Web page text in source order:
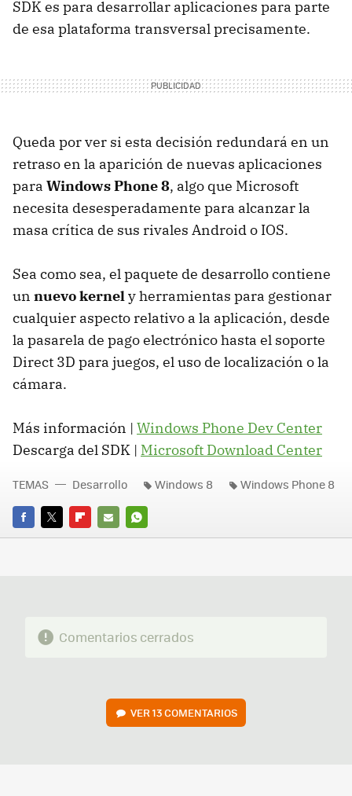
SDKes para desarrollar aplicaciones para parte
de esa plataforma transversal precisamente.
Queda por ver si esta decisión redundará en un
retraso en la aparición de nuevas aplicaciones
para Windows Phone 8, algo que Microsoft
necesita desesperadamente para alcanzar la
masa crítica de sus rivales Android o IOS.
Sea como sea, el paquete de desarrollo contiene
un nuevo kernely herramientas para gestionar
cualquier aspecto relativo a la aplicación, desde
la pasarela de pago electrónico hasta el soporte
Direct 3D para juegos, el uso de localización o la
cámara.
Más información | Windows Phone Dev Center
Descarga del SDK | Microsoft Download Center
FACEBOOK
TWITTERFLIPBOARD
E-
WHATSAPP
TEMAS Desarrollo Windows 8 Windows Phone 8
Comentarios cerrados
VER13 COMENTARIOS